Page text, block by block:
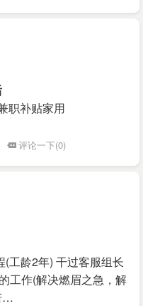
职补贴家用
评论一下(0)
工龄2年) 干过客服组长
工作(解决燃眉之急，解
…